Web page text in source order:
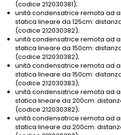
(codice 212030381);
unità condensatrice remota ad
statica lineare da 125cm:
(codice 212030382);
unità condensatrice remota ad
statica lineare da 150cm:
(codice 212030382);
unità condensatrice remota ad
statica lineare da 150cm:
(codice 212030383);
unità condensatrice remota ad
statica lineare da 200cm:
(codice 212030382);
unità condensatrice remota ad
statica lineare da 200cm: